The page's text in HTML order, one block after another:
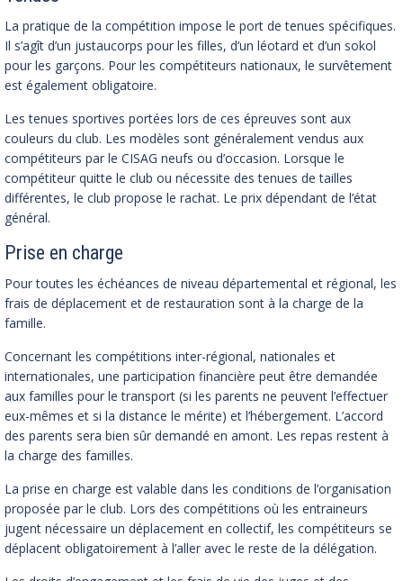
La pratique de la compétition impose le port de tenues spécifiques.
Il s’agît d’un justaucorps pour les filles, d’un léotard et d’un sokol
pour les garçons. Pour les compétiteurs nationaux, le survêtement
est également obligatoire.
Les tenues sportives portées lors de ces épreuves sont aux
couleurs du club. Les modèles sont généralement vendus aux
compétiteurs par le CISAG neufs ou d’occasion. Lorsque le
compétiteur quitte le club ou nécessite des tenues de tailles
différentes, le club propose le rachat. Le prix dépendant de l’état
général.
Prise en charge
Pour toutes les échéances de niveau départemental et régional, les
frais de déplacement et de restauration sont à la charge de la
famille.
Concernant les compétitions inter-régional, nationales et
internationales, une participation financière peut être demandée
aux familles pour le transport (si les parents ne peuvent l’effectuer
eux-mêmes et si la distance le mérite) et l’hébergement. L’accord
des parents sera bien sûr demandé en amont. Les repas restent à
la charge des familles.
La prise en charge est valable dans les conditions de l’organisation
proposée par le club. Lors des compétitions où les entraineurs
jugent nécessaire un déplacement en collectif, les compétiteurs se
déplacent obligatoirement à l’aller avec le reste de la délégation.